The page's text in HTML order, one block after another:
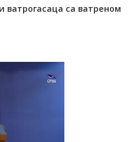
ватрогасаца са ватреном